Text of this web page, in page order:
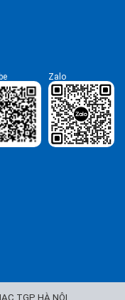
Zalo
TGP HÀ NỘI